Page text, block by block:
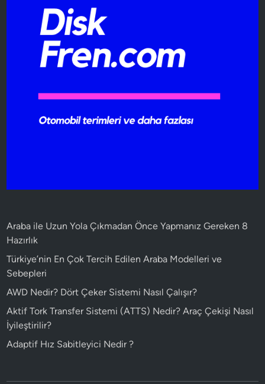
Araba ile Uzun Yola Çıkmadan Önce Yapmanız Gereken 8
Hazırlık
Türkiye’nin En Çok Tercih Edilen Araba Modelleri ve
Sebepleri
AWD Nedir? Dört Çeker Sistemi Nasıl Çalışır?
Aktif Tork Transfer Sistemi (ATTS) Nedir? Araç Çekişi Nasıl
İyileştirilir?
Adaptif Hız Sabitleyici Nedir ?